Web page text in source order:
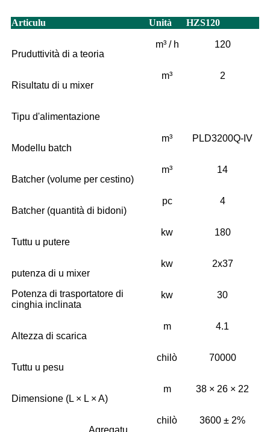
Articulu Unità HZS120
Pruduttività di a teoria
m³ / h 120
Risultatu di u mixer
m³ 2
Tipu d'alimentazione
Modellu batch
m³ PLD3200Q-IV
Batcher (volume per cestino)
m³ 14
Batcher (quantità di bidoni)
pc 4
Tuttu u putere
kw 180
putenza di u mixer
kw 2x37
Potenza di trasportatore di
cinghia inclinata
kw 30
Altezza di scarica
m 4.1
Tuttu u pesu
chilò 70000
Dimensione (L × L × A)
m 38 × 26 × 22
chilò 3600 ± 2%